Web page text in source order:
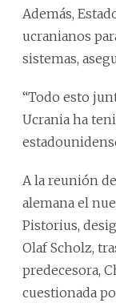
Además,
ucranianos
sistemas,
“Todo esto
Ucrania ha
A la reunión
alemana el
Pistorius,
Olaf Scholz,
predecesora,
cuestionada